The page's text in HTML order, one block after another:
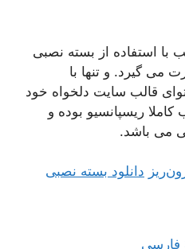
با استفاده از بسته نصبی
صورت می گیرد. و تنها با
قالب سایت دلخواه خود
کاملا ریسپانسیو بوده و
می باشد.
دانلود بسته نصبی